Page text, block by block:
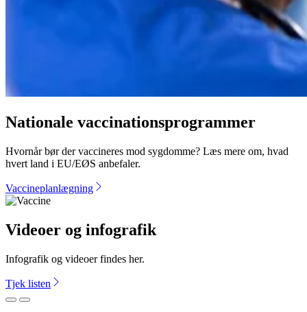
Nationale vaccinationsprogrammer
Hvornår bør der vaccineres mod sygdomme? Læs mere om, hvad
hvert land i EU/EØS anbefaler.
Vaccineplanlægning
Videoer og infografik
Infografik og videoer findes her.
Tjek listen
ForrigeNæste